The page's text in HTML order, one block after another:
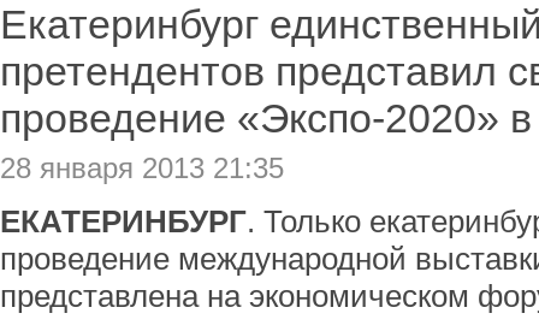
Екатеринбург
претендентов представил
проведение «Экспо-2020»
28 января 2013 21:35
ЕКАТЕРИНБУРГ. Только
проведение международной
представлена на экономическом